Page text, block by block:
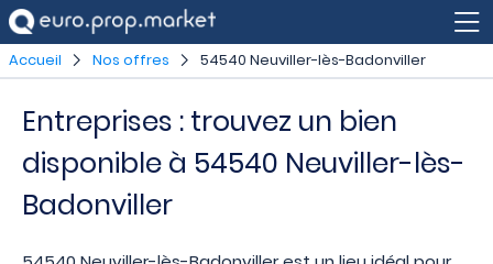
Accueil Nos offres 54540 Neuviller-lès-Badonviller
Entreprises : trouvez un bien
disponible à 54540 Neuviller-lès-
Badonviller